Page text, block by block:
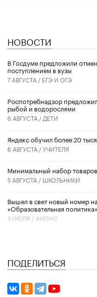
НОВОСТИ
В Госдуме предложили
поступлением в вузы
7 АВГУСТА / ЕГЭ И ОГЭ
Роспотребнадзор
рыбой и водорослями
6 АВГУСТА / ДЕТИ
​Яндекс обучил более 20
6 АВГУСТА /УЧИТЕЛЯ
Минимальный набор
5 АВГУСТА / ШКОЛЬНИКИ
Вышел в свет новый номер
«Образовательная
3 ИЮЛЯ / АНОНС
ПОДЕЛИТЬСЯ